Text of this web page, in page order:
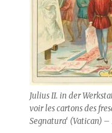
Julius II. in der
voir les cartons des
Segnatura‘ (Vatican) –